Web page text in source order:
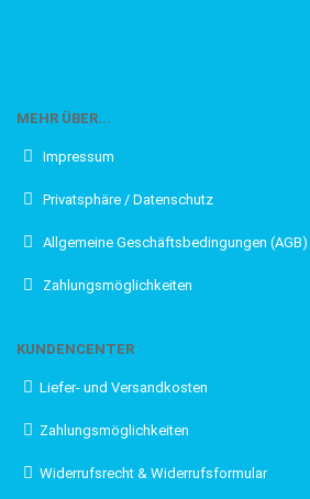
MEHR ÜBER...
Impressum
Privatsphäre / Datenschutz
Allgemeine Geschäftsbedingungen (AGB)
Zahlungsmöglichkeiten
KUNDENCENTER
Liefer- und Versandkosten
Zahlungsmöglichkeiten
Widerrufsrecht & Widerrufsformular